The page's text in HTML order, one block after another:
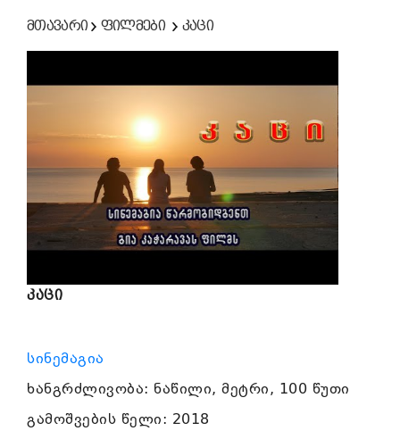
მთავარი ფილმები კაცი
კაცი
სინემაგია
ხანგრძლივობა: ნაწილი, მეტრი, 100 წუთი
გამოშვების წელი: 2018